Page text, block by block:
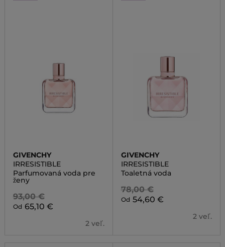
GIVENCHY
IRRESISTIBLE
Parfumovaná voda pre
ženy
93,00 €
Od 65,10 €
2 veľ.
GIVENCHY
IRRESISTIBLE
Toaletná voda
78,00 €
Od 54,60 €
2 veľ.